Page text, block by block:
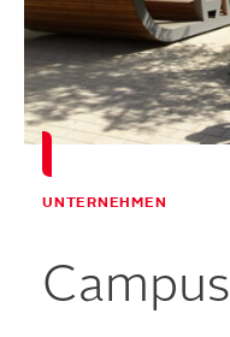
UNTERNEHMEN
Campus